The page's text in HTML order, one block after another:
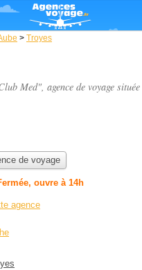
> Troyes
Med", agence de voyage située
de voyage
ouvre à 14h
agence